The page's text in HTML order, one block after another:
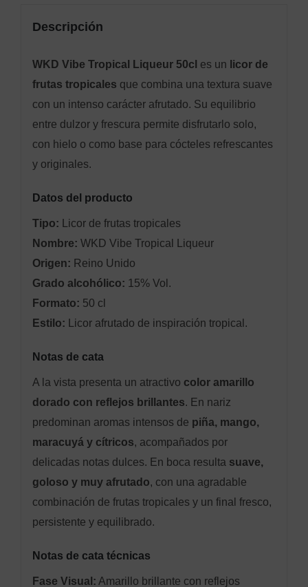
Descripción
WKD Vibe Tropical Liqueur 50cl es un licor de
frutas tropicales que combina una textura suave
con un intenso carácter afrutado. Su equilibrio
entre dulzor y frescura permite disfrutarlo solo,
con hielo o como base para cócteles refrescantes
y originales.
Datos del producto
Tipo: Licor de frutas tropicales
Nombre: WKD Vibe Tropical Liqueur
Origen: Reino Unido
Grado alcohólico: 15% Vol.
Formato: 50 cl
Estilo: Licor afrutado de inspiración tropical.
Notas de cata
A la vista presenta un atractivo color amarillo
dorado con reflejos brillantes. En nariz
predominan aromas intensos de piña, mango,
maracuyá y cítricos, acompañados por
delicadas notas dulces. En boca resulta suave,
goloso y muy afrutado, con una agradable
combinación de frutas tropicales y un final fresco,
persistente y equilibrado.
Notas de cata técnicas
Fase Visual: Amarillo brillante con reflejos